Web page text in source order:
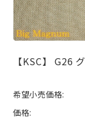
【KSC】 G26
希望小売価格:
価格: